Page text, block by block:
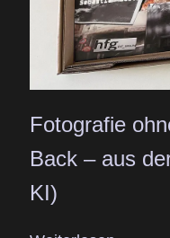
Fotografie
Back – aus
KI)